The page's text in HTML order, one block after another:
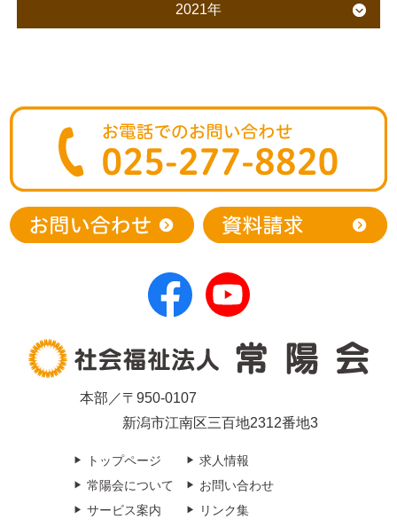
2021年
本部／〒950-0107
新潟市江南区三百地2312番地3
トップページ
常陽会について
サービス案内
求人情報
お問い合わせ
リンク集